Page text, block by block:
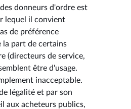
donneurs d'ordre est
lequel il convient
de préférence
la part de certains
(directeurs de service,
être d'usage.
inacceptable.
légalité et par son
aux acheteurs publics,